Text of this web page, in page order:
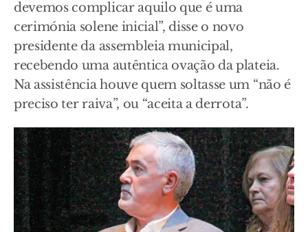
devemos complicar aquilo que é uma
cerimónia solene inicial”, disse o novo
presidente da assembleia municipal,
recebendo uma autêntica ovação da plateia.
Na assistência houve quem soltasse um “não é
preciso ter raiva”, ou “aceita a derrota”.